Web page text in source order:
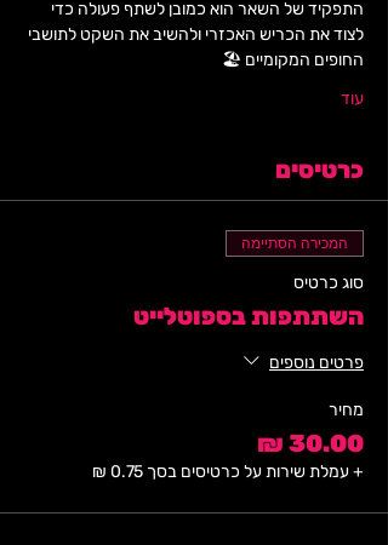
התפקיד של השאר הוא כמובן לשתף פעולה כדי
לצוד את הכריש האכזרי ולהשיב את השקט לתושבי
החופים המקומיים 🏖️
עוד
כרטיסים
המכירה הסתיימה
סוג כרטיס
השתתפות בספוטלייט
פרטים נוספים
מחיר
+ עמלת שירות על כרטיסים בסך ‏0.75 ‏₪